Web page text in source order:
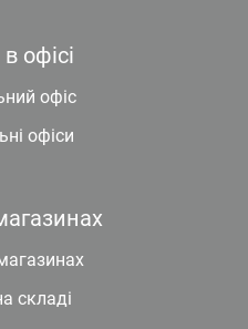
офісі
офіс
офіси
складі